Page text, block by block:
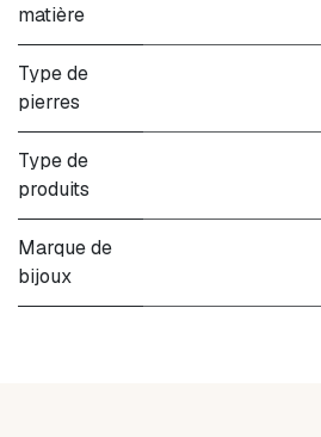
matière
Type de
pierres
Type de
produits
Marque de
bijoux